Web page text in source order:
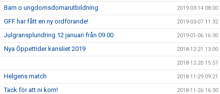
Barn o ungdomsdomarutbildning 2019-03-14 08:00
GFF har fått en ny ordförande! 2019-03-07 11:32
Julgransplundring 12 januari från 09.00 2019-01-06 16:30
Nya Öppettider kansliet 2019 2018-12-21 13:00
2018-12-20 15:57
Helgens match 2018-11-29 09:21
Tack för att ni kom! 2018-11-26 16:30